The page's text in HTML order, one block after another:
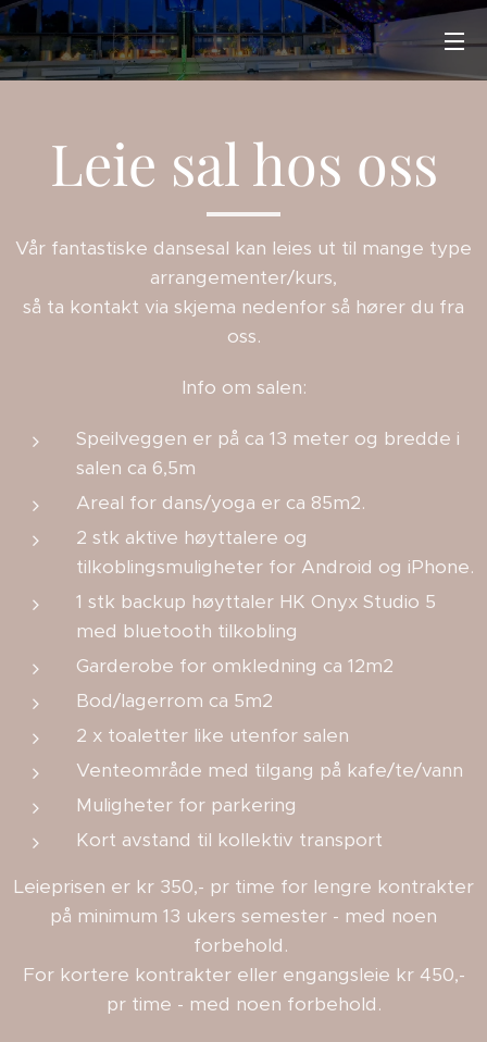
Leie sal hos oss
Vår fantastiske dansesal kan leies ut til mange type
arrangementer/kurs,
så ta kontakt via skjema nedenfor så hører du fra
oss.
Info om salen:
Speilveggen er på ca 13 meter og bredde i
salen ca 6,5m
Areal for dans/yoga er ca 85m2.
2 stk aktive høyttalere og
tilkoblingsmuligheter for Android og iPhone.
1 stk backup høyttaler HK Onyx Studio 5
med bluetooth tilkobling
Garderobe for omkledning ca 12m2
Bod/lagerrom ca 5m2
2 x toaletter like utenfor salen
Venteområde med tilgang på kafe/te/vann
Muligheter for parkering
Kort avstand til kollektiv transport
Leieprisen er kr 350,- pr time for lengre kontrakter
på minimum 13 ukers semester - med noen
forbehold.
For kortere kontrakter eller engangsleie kr 450,-
pr time - med noen forbehold.